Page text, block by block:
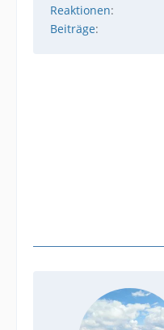
Reaktionen
Beiträge